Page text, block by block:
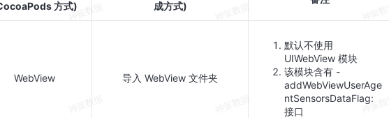
方式)
成方式)
WebView 导入 WebView 文件夹
默认不使用
UIWebView 模块
该模块含有 -
addWebViewUserAge
ntSensorsDataFlag:
接口